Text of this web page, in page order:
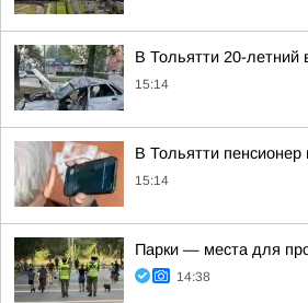
В Тольятти 20-летний
15:14
В Тольятти
15:14
Парки — места для
14:38